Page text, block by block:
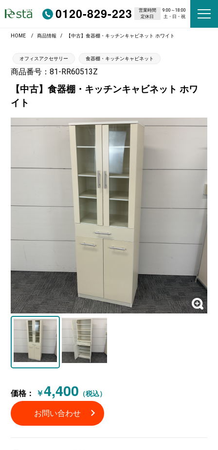
0120-829-223 営業時間
9:00～18:00
定休日
土・日・祝
HOME 商品情報 【中古】食器棚・キッチンキャビネット ホワイト
オフィスアクセサリー 食器棚・キッチンキャビネット
商品番号：81-RR60513Z
【中古】食器棚・キッチンキャビネット ホワ
イト
価格： ￥4,400 （税込）
お問い合わせ